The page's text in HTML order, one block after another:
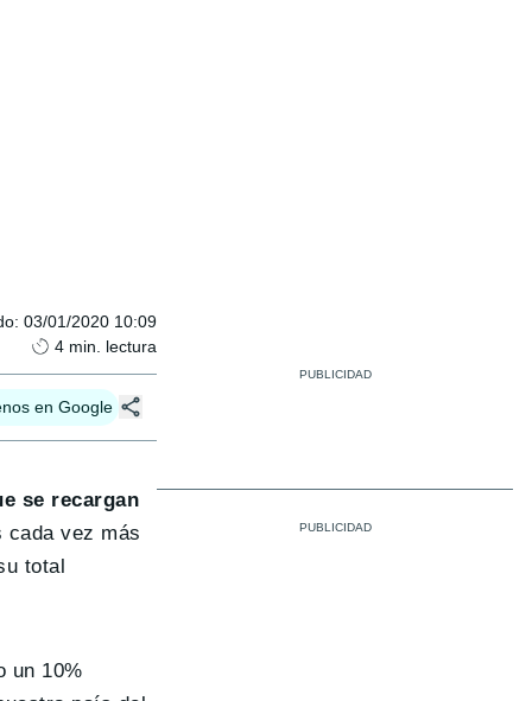
: 03/01/2020 10:09
4 min. lectura
en Google
se recargan
cada vez más
total
un 10%